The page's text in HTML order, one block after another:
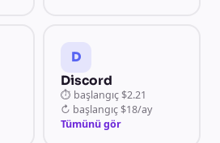
D
Discord
⏱ başlangıç $2.21
↻ başlangıç $18/ay
Tümünü gör